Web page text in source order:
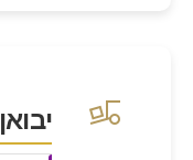
יבואן